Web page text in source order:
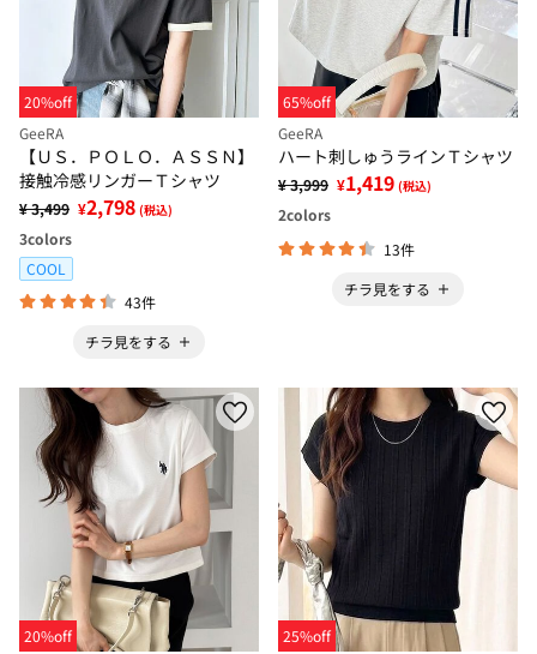
20%off
GeeRA
【ＵＳ．ＰＯＬＯ．ＡＳＳＮ】
接触冷感リンガーＴシャツ
¥ 3,499 ¥2,798 (税込)
3colors
COOL
43件
チラ見をする
65%off
GeeRA
ハート刺しゅうラインＴシャツ
¥ 3,999 ¥1,419 (税込)
2colors
13件
チラ見をする
20%off
25%off